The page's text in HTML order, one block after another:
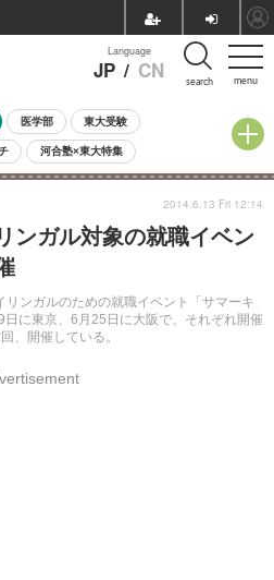
menu
Language
JP / CN search
医学部 東大受験
河合塾×東大特集
中学受験 小学校受験
校 過去問 人気記事
研究教材（中学生向け）
ンガル対象の就職イベン
ンガルのための就職イベント「サマーキ
に東京、6月25日に大阪で、それぞれ開催
、開催している。
2014.6.13 Fri 12:14